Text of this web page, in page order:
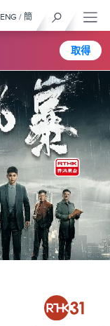
取得
ENG / 簡